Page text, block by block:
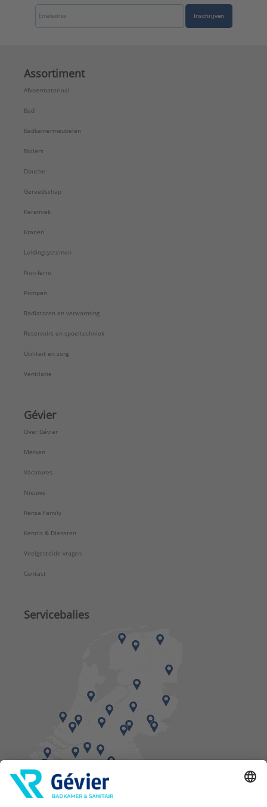
Inschrijven
Assortiment
Afvoermateriaal
Bad
Badkamermeubelen
Boilers
Douche
Gereedschap
Keramiek
Kranen
Leidingsystemen
Non-ferro
Pompen
Radiatoren en verwarming
Reservoirs en spoeltechniek
Utiliteit en zorg
Ventilatie
Gévier
Over Gévier
Merken
Vacatures
Nieuws
Rensa Family
Kennis & Diensten
Veelgestelde vragen
Contact
Servicebalies
Vind een balie in de buurt